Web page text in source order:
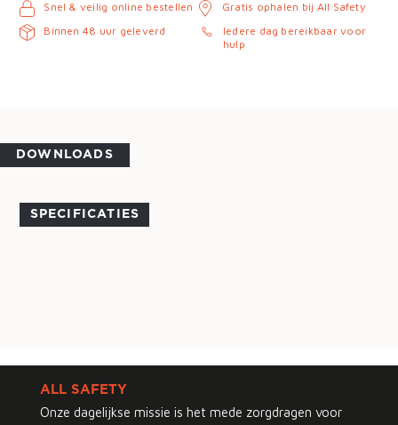
Snel & veilig online bestellen
Binnen 48 uur geleverd
Gratis ophalen bij All Safety
Iedere dag bereikbaar voor
hulp
DOWNLOADS
SPECIFICATIES
ALL SAFETY
Onze dagelijkse missie is het mede zorgdragen voor